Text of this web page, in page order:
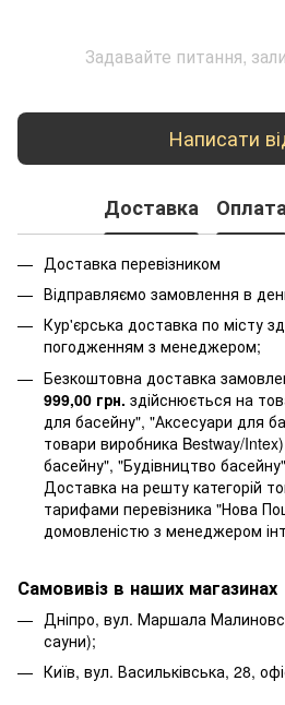
Задавайте питання,
Написати
Доставка
Доставка перевізником
Відправляємо замовлення в
Кур'єрська доставка по місту
погодженням з менеджером;
Безкоштовна доставка
999,00 грн. здійснюється на
для басейну", "Аксесуари для
товари виробника Bestway/
басейну", "Будівництво
Доставка на решту категорій
тарифами перевізника "Нова
домовленістю з менеджером
Самовивіз в наших магазинах
Дніпро, вул. Маршала
сауни);
Київ, вул. Васильківська, 28,